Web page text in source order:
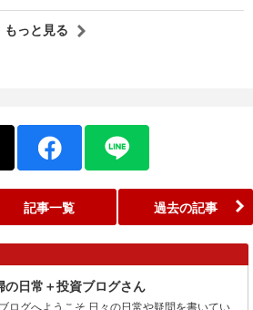
もっと見る
記事一覧 過去の記事
の日常＋投資ブログさん
ログへようこそ 日々の日常や疑問を書いてい